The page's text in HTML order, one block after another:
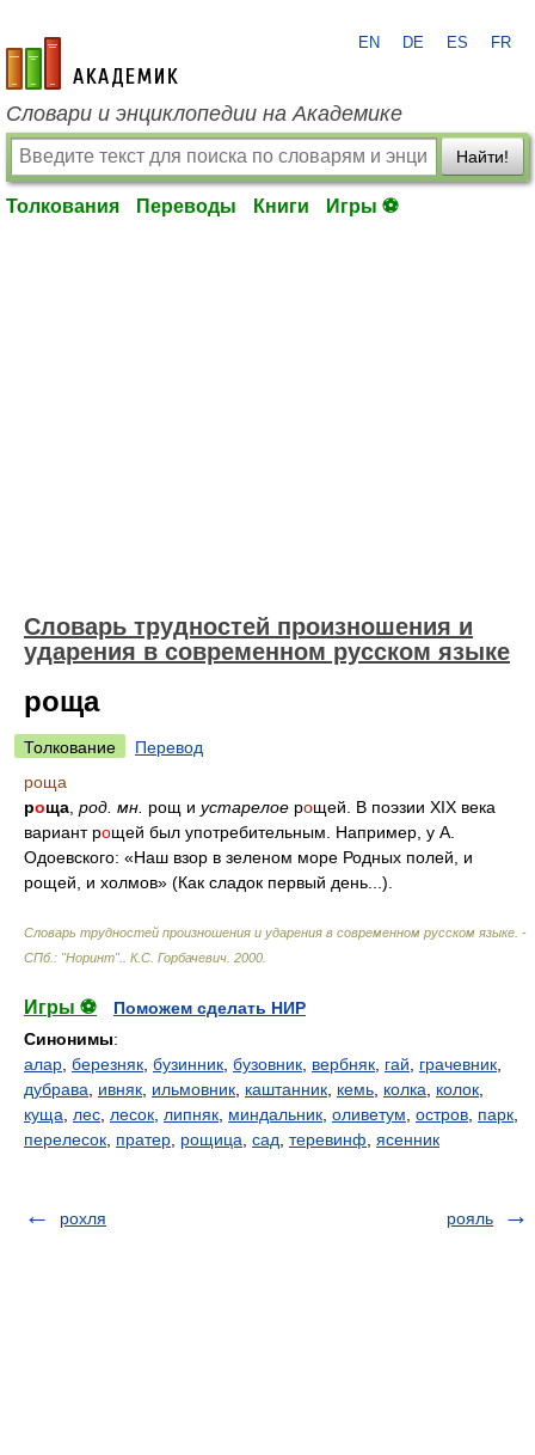
academic.ru
EN DE ES FR
Словари и энциклопедии на Академике
Найти!
Толкования Переводы Книги Игры ⚽
Словарь трудностей произношения и
ударения в современном русском языке
роща
Толкование
Перевод
роща
роща род. мн. рощ и устарелое рощей. В поэзии XIX века
вариант рощей был употребительным. Например, у А.
Одоевского: «Наш взор в зеленом море Родных полей, и
рощей, и холмов» (Как сладок первый день...).
Словарь трудностей произношения и ударения в современном русском языке. -
СПб.: "Норинт".
К.С. Горбачевич 2000
Игры ⚽
Поможем сделать НИР
Синонимы:
алар березняк бузинник бузовник вербняк гай грачевник
дубрава
ивняк ильмовник каштанник кемь колка колок
куща
лес лесок липняк миндальник оливетум остров парк
перелесок пратер рощица сад теревинф ясенник
рохля рояль